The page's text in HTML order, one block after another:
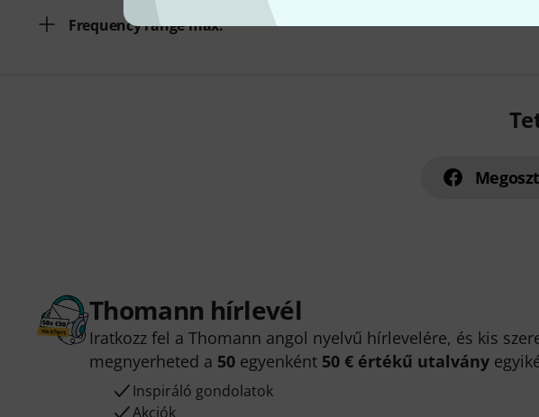
Frequency range max.
Thomann hírlevél
Iratkozz fel a Thomann angol nyelvű hírlevelére, és kis
megnyerheted a 50 egyenként 50 € értékű utalvány
Inspiráló gondolatok
Akciók